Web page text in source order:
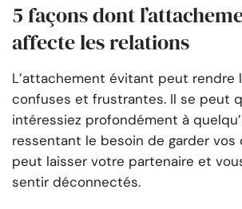
5 façons dont
affecte les relations
L’attachement évitant peut rendre
confuses et frustrantes. Il se peut
intéressiez profondément à
ressentant le besoin de garder vos
peut laisser votre partenaire et
sentir déconnectés.